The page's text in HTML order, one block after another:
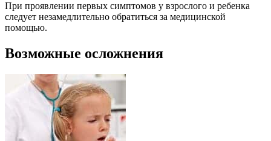
При проявлении первых симптомов у взрослого и ребенка
следует незамедлительно обратиться за медицинской
помощью.
Возможные осложнения